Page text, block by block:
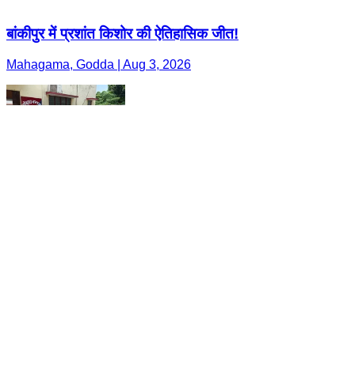
बांकीपुर में प्रशांत किशोर की ऐतिहासिक जीत!
Mahagama, Godda | Aug 3, 2026